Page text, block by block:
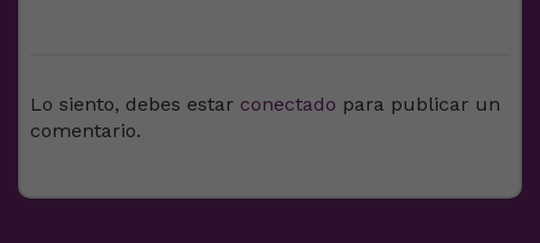
Lo siento, debes estar conectado para publicar un
comentario.